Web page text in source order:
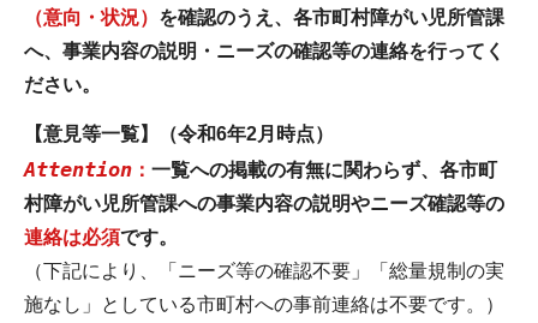
（意向・状況） を確認のうえ、各市町村障がい児所管課
へ、事業内容の説明・ニーズの確認等の連絡を行ってく
ださい。
【意見等一覧】（令和6年2月時点）
Attention ： 一覧への掲載の有無に関わらず、各市町
村障がい児所管課への事業内容の説明やニーズ確認等の
連絡は必須です。
（下記により、「ニーズ等の確認不要」「総量規制の実
施なし」としている市町村への事前連絡は不要です。）